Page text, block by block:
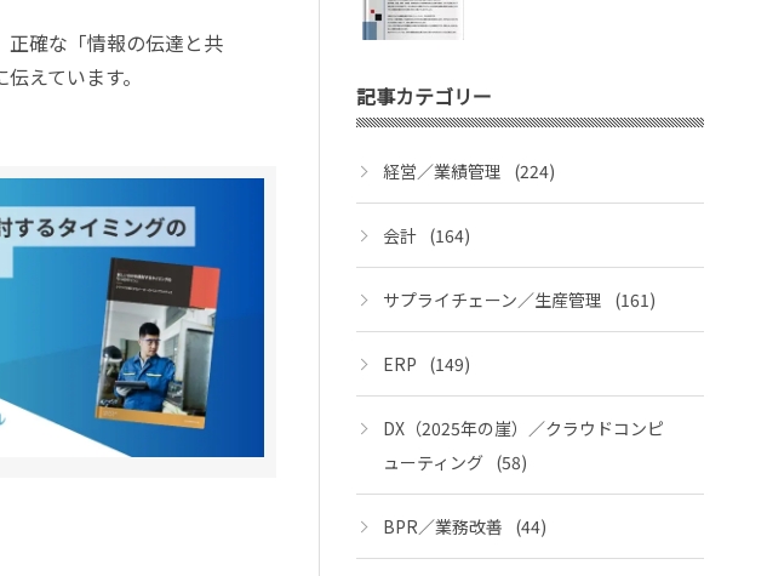
正確な「情報の伝達と共
えています。
記事カテゴリー
経営／業績管理 (224)
会計 (164)
サプライチェーン／生産管理 (161)
ERP (149)
DX（2025年の崖）／クラウドコンピ
ューティング (58)
BPR／業務改善 (44)